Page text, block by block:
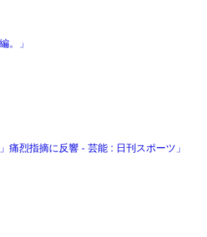
。」
痛烈指摘に反響 - 芸能 : 日刊スポーツ」